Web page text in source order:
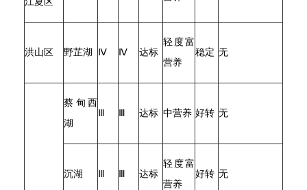
洪山区 野芷湖 Ⅳ Ⅳ 达标
轻度富
营养
稳定 无
蔡甸西
湖
达标 中营养 好转 无
沉湖 达标
轻度富
营养
好转 无